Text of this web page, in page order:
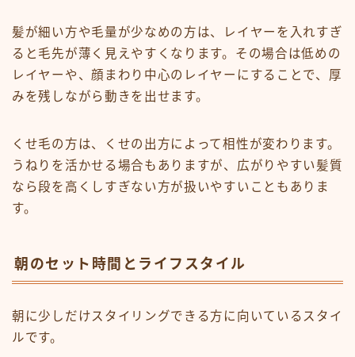
髪が細い方や毛量が少なめの方は、レイヤーを入れすぎ
ると毛先が薄く見えやすくなります。その場合は低めの
レイヤーや、顔まわり中心のレイヤーにすることで、厚
みを残しながら動きを出せます。
くせ毛の方は、くせの出方によって相性が変わります。
うねりを活かせる場合もありますが、広がりやすい髪質
なら段を高くしすぎない方が扱いやすいこともありま
す。
朝のセット時間とライフスタイル
朝に少しだけスタイリングできる方に向いているスタイ
ルです。